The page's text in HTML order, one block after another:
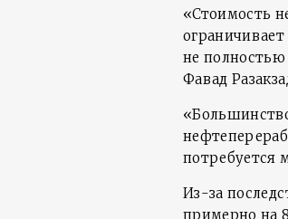
«Стоимость
не полностью
Фавад
потребуется
Из-за
примерно на